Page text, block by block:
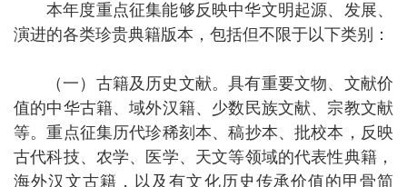
本年度重点征集能够反映中华文明起源、发展、
演进的各类珍贵典籍版本，包括但不限于以下类别：
（一）古籍及历史文献。具有重要文物、文献价
值的中华古籍、域外汉籍、少数民族文献、宗教文献
等。重点征集历代珍稀刻本、稿抄本、批校本，反映
古代科技、农学、医学、天文等领域的代表性典籍，
海外汉文古籍，以及有文化历史传承价值的甲骨简